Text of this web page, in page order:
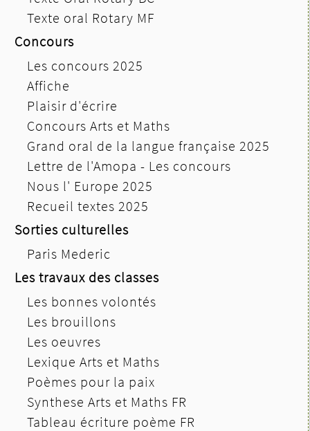
Texte oral Rotary MF
Concours
Les concours 2025
Affiche
Plaisir d'écrire
Concours Arts et Maths
Grand oral de la langue française 2025
Lettre de l'Amopa - Les concours
Nous l' Europe 2025
Recueil textes 2025
Sorties culturelles
Paris Mederic
Les travaux des classes
Les bonnes volontés
Les brouillons
Les oeuvres
Lexique Arts et Maths
Poèmes pour la paix
Synthese Arts et Maths FR
Tableau écriture poème FR